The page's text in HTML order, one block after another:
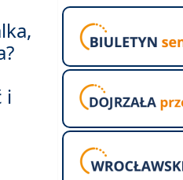
i